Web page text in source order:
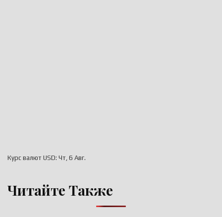
Курс валют USD: Чт, 6 Авг.
Читайте Также